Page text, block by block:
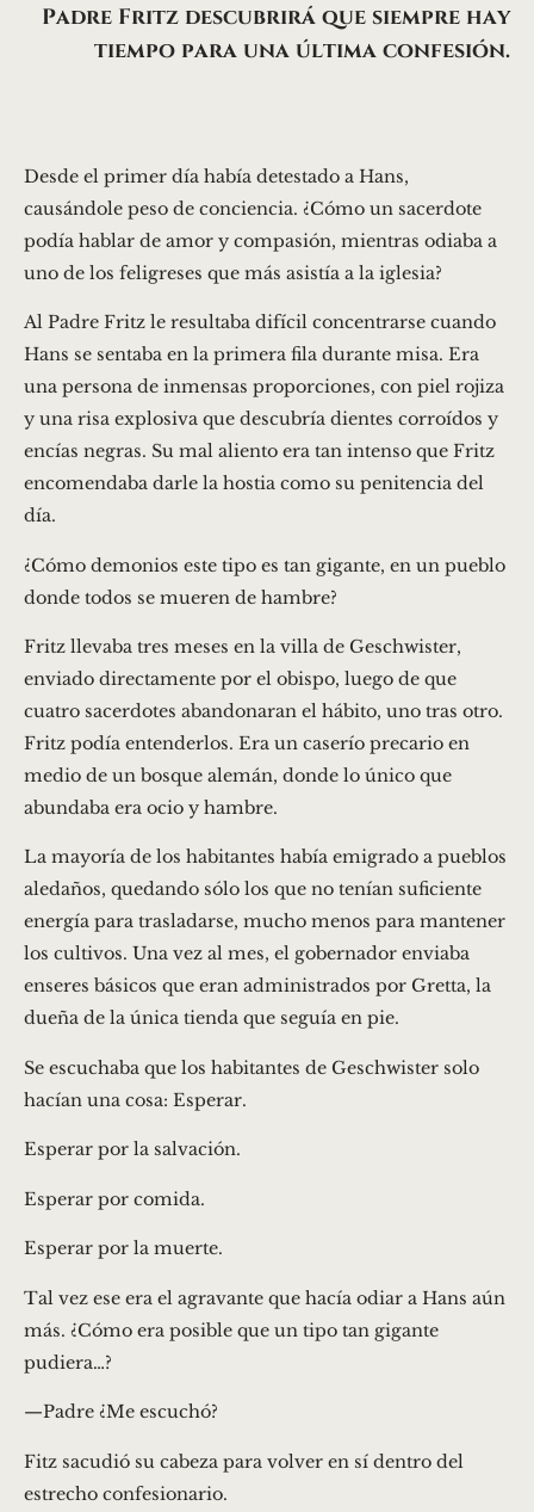
Padre Fritz descubrirá que siempre hay
tiempo para una última confesión.
Desde el primer día había detestado a Hans,
causándole peso de conciencia. ¿Cómo un sacerdote
podía hablar de amor y compasión, mientras odiaba a
uno de los feligreses que más asistía a la iglesia?
Al Padre Fritz le resultaba difícil concentrarse cuando
Hans se sentaba en la primera fila durante misa. Era
una persona de inmensas proporciones, con piel rojiza
y una risa explosiva que descubría dientes corroídos y
encías negras. Su mal aliento era tan intenso que Fritz
encomendaba darle la hostia como su penitencia del
día.
¿Cómo demonios este tipo es tan gigante, en un pueblo
donde todos se mueren de hambre?
Fritz llevaba tres meses en la villa de Geschwister,
enviado directamente por el obispo, luego de que
cuatro sacerdotes abandonaran el hábito, uno tras otro.
Fritz podía entenderlos. Era un caserío precario en
medio de un bosque alemán, donde lo único que
abundaba era ocio y hambre.
La mayoría de los habitantes había emigrado a pueblos
aledaños, quedando sólo los que no tenían suficiente
energía para trasladarse, mucho menos para mantener
los cultivos. Una vez al mes, el gobernador enviaba
enseres básicos que eran administrados por Gretta, la
dueña de la única tienda que seguía en pie.
Se escuchaba que los habitantes de Geschwister solo
hacían una cosa: Esperar.
Esperar por la salvación.
Esperar por comida.
Esperar por la muerte.
Tal vez ese era el agravante que hacía odiar a Hans aún
más. ¿Cómo era posible que un tipo tan gigante
pudiera…?
—Padre ¿Me escuchó?
Fitz sacudió su cabeza para volver en sí dentro del
estrecho confesionario.